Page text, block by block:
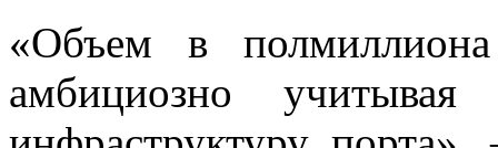
«Объем в
амбициозно